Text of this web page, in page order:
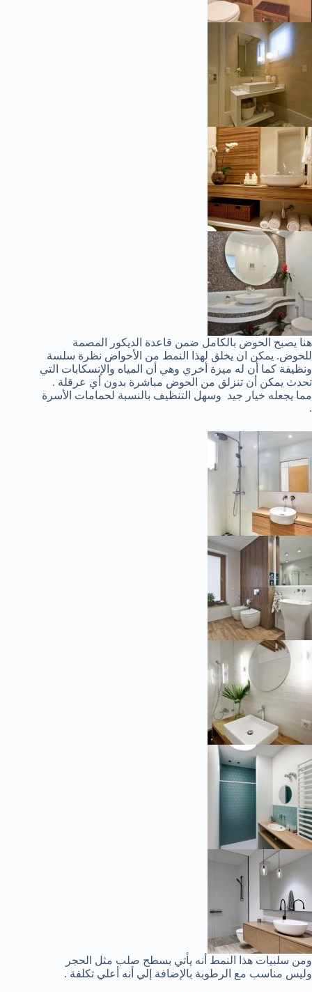
هنا يصبح الحوض بالكامل ضمن قاعدة الديكور المصمة
للحوض. يمكن ان يخلق لهذا النمط من الأحواض نظرة سلسة
ونظيفة كما أن له ميزة أخري وهي أن المياه والإنسكابات التي
تحدث يمكن أن تنزلق من الحوض مباشرة بدون أي عرقلة .
مما يجعله خيار جيد وسهل التنظيف بالنسبة لحمامات الأسرة
.
ومن سلبيات هذا النمط أنه يأتي بسطح صلب مثل الحجر
وليس مناسب مع الرطوبة بالإضافة إلي أنه أعلي تكلفة .